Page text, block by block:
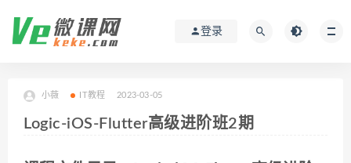
登录
小薇 IT教程 2023-03-05
Logic-iOS-Flutter高级进阶班2期